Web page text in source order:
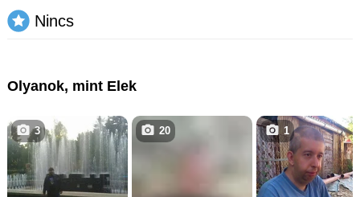
Nincs
Olyanok, mint Elek
3 20 1